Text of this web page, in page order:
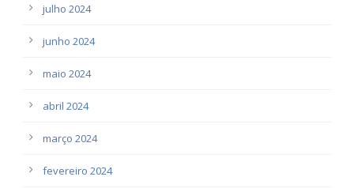
julho 2024
junho 2024
maio 2024
abril 2024
março 2024
fevereiro 2024